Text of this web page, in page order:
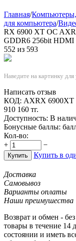
Главная/
для компьютера/
RX 6900 XT OC
GDDR6 256bit HDMI
552 из 593
Наведите на картинку для
Написать отзыв
КОД: AXRX 6900XT
910 160 тг.
Доступность: В
Бонусные баллы:
Кол-во:
+
−
Купить Купить в
Доставка
Самовывоз
Варианты оплаты
Наши преимушества
Возврат и обмен -
товары в течение 14
состоянии и иметь